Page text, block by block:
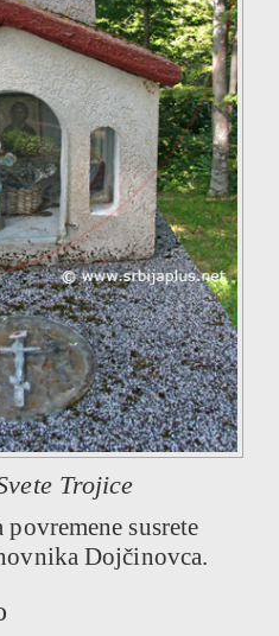
Trojice
susrete
Dojčinovca.